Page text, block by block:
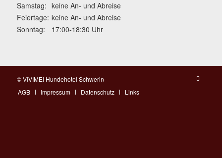
Samstag: keine An- und Abreise
Feiertage: keine An- und Abreise
Sonntag:
17:00-18:30 Uhr
© VIVIMEI Hundehotel Schwerin
AGB
Impressum Datenschutz Links